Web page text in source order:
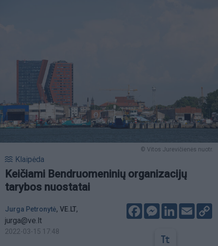
© Vitos Jurevičienės nuotr.
Klaipėda
Keičiami Bendruomeninių organizacijų
tarybos nuostatai
Jurga Petronytė, VE.LT,
jurga@ve.lt
2022-03-15 17:48
FacebookMessenger
LinkedIn
Email